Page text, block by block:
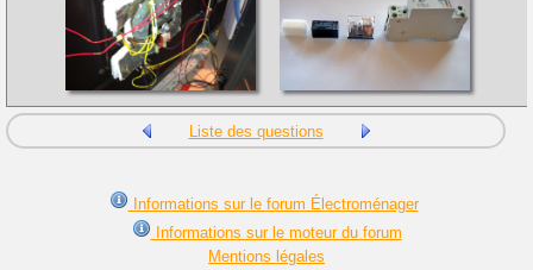
Liste des questions
Informations sur le forum Électroménager
Informations sur le moteur du forum
Mentions légales